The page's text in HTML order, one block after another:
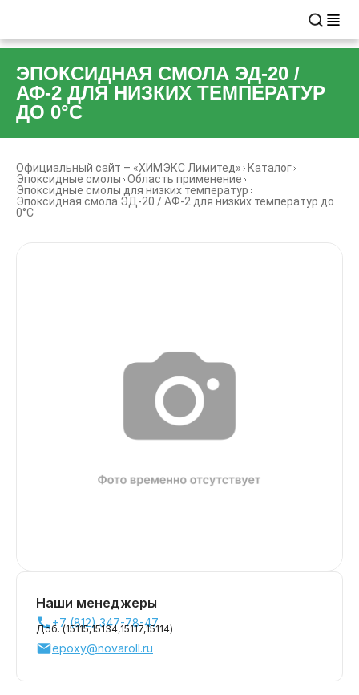
ЭПОКСИДНАЯ СМОЛА ЭД-20 /
АФ-2 ДЛЯ НИЗКИХ ТЕМПЕРАТУР
ДО 0°С
Официальный сайт – «ХИМЭКС Лимитед»
Каталог
Эпоксидные смолы Область применение
Эпоксидные смолы для низких температур
Эпоксидная смола ЭД-20 / АФ-2 для низких температур до
0°С
Наши менеджеры
+7 (812) 347-78-47
Доб. (15115,15134,15117,15114)
epoxy@novaroll.ru